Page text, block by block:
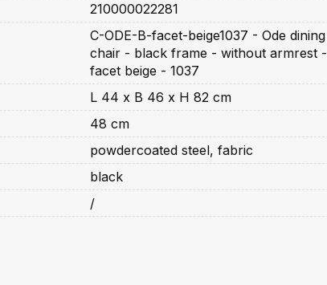
210000022281
C-ODE-B-facet-beige1037 - Ode dining
chair - black frame - without armrest -
facet beige - 1037
L 44 x B 46 x H 82 cm
48 cm
powdercoated steel, fabric
black
/